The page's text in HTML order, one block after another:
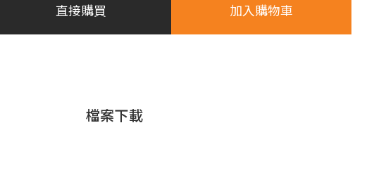
直接購買 加入購物車
檔案下載